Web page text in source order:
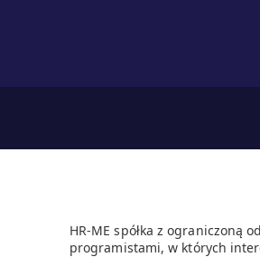
HR-ME spółka z ograniczoną
programistami, w których